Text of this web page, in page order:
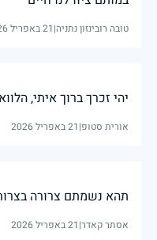
טובה רובינזון נתניה|21 באפריל 2026
יהי זכרך ברוך איתי,
אורית סטופ|21 באפריל 2026
תהא נשמתם צרורה
אסתר קאדר|21 באפריל 2026